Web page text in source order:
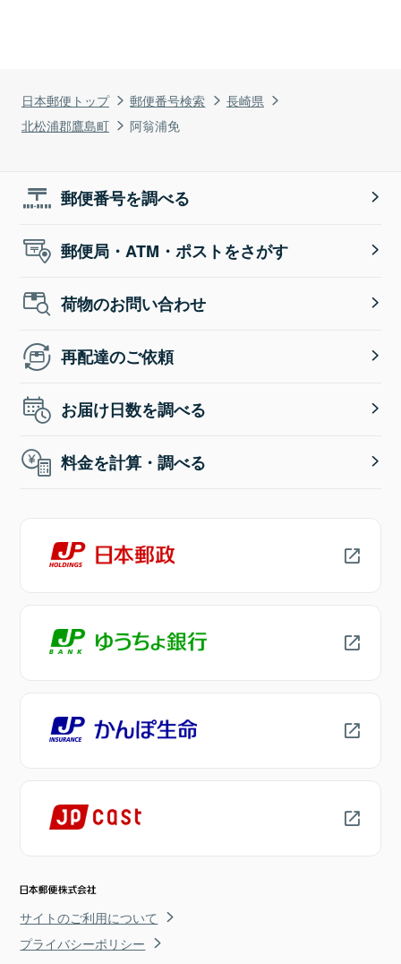
日本郵便トップ 郵便番号検索
長崎県
北松浦郡鷹島町
阿翁浦免
郵便番号を調べる
郵便局・ATM・ポストをさがす
荷物のお問い合わせ
再配達のご依頼
お届け日数を調べる
料金を計算・調べる
サイトのご利用について
プライバシーポリシー